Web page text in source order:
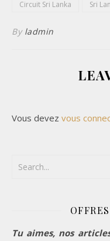
Circuit Sri Lanka Sri
By ladmin
Vous devez vous
Tu aimes, nos